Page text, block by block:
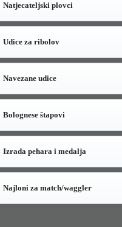
Natjecateljski plovci
Udice za ribolov
Navezane udice
Bolognese štapovi
Izrada pehara i medalja
Najloni za match/waggler